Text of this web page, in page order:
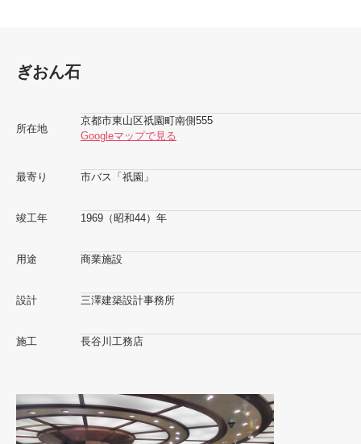
ぎおん石
所在地
京都市東山区祇園町南側555
Googleマップで見る
最寄り 市バス「祇園」
竣工年 1969（昭和44）年
用途 商業施設
設計 三澤建築設計事務所
施工 長谷川工務店